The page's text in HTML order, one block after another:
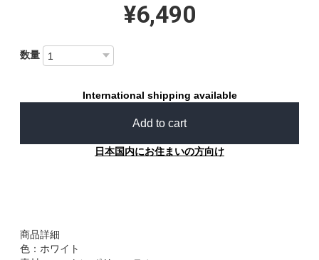
¥6,490
数量
International shipping available
Add to cart
日本国内にお住まいの方向け
商品詳細
色：ホワイト